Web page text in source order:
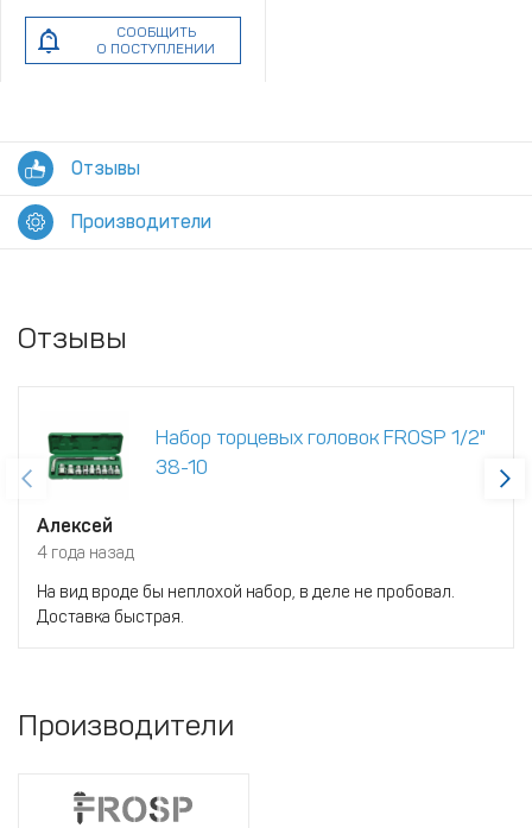
СООБЩИТЬ
О ПОСТУПЛЕНИИ
Отзывы
Производители
Отзывы
Набор торцевых головок FROSP 1/2"
38-10
Алексей
4 года назад
На вид вроде бы неплохой набор, в деле не пробовал.
Доставка быстрая.
Производители